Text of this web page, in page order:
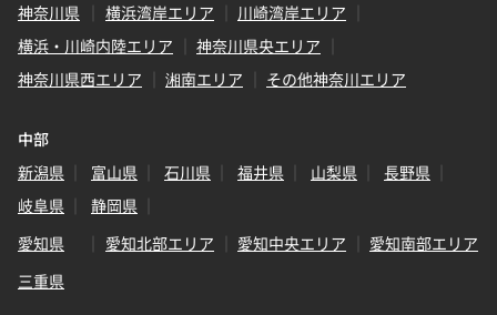
神奈川県
横浜湾岸エリア
川崎湾岸エリア
横浜・川崎内陸エリア
神奈川県央エリア
神奈川県西エリア
湘南エリア その他神奈川エリア
中部
新潟県
富山県 石川県 福井県 山梨県
長野県
岐阜県
静岡県
愛知県
愛知北部エリア 愛知中央エリア
愛知南部エリア
三重県